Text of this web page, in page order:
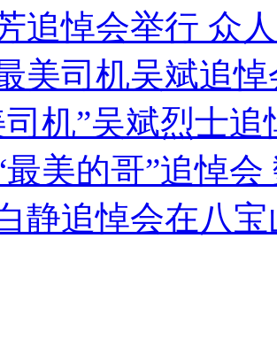
者 花炮节热闹非凡 减压"枕头大战"
警 急速倒车逃窜
追悼会举行 众
美司机吴斌追
司机”吴斌烈士追
最美的哥”追悼
静追悼会在八